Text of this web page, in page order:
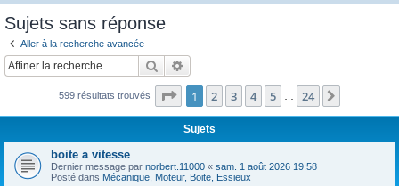
c
Sujets sans réponse
Aller à la recherche avancée
Rechercher
599 résultats trouvés Page 1sur24
1 2 3 4 5 24
Sujets
boite a vitesse
Dernier message par norbert.11000 « sam. 1 août 2026 19:58
Posté dans Mécanique, Moteur, Boite, Essieux